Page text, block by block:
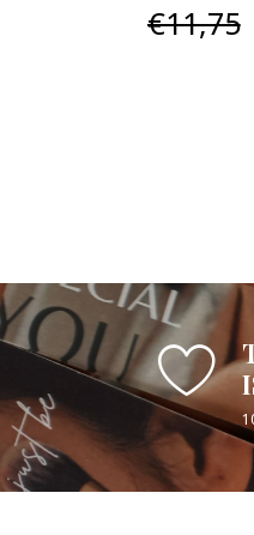
€11,75